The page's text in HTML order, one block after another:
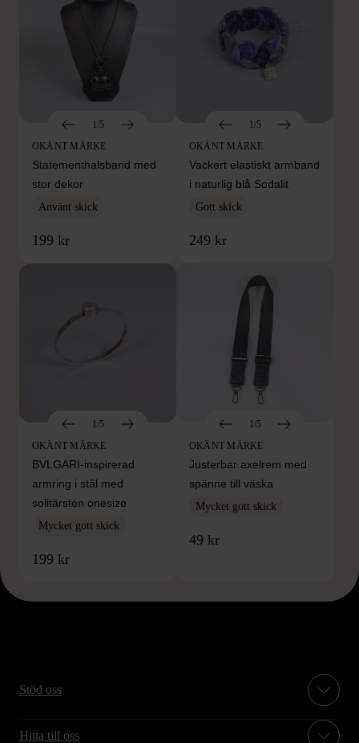
1/5
OKÄNT MÄRKE
Statementhalsband med
stor dekor
Använt skick
199 kr
1/5
OKÄNT MÄRKE
Vackert elastiskt armband
i naturlig blå Sodalit
Gott skick
249 kr
1/5
OKÄNT MÄRKE
BVLGARI-inspirerad
armring i stål med
solitärsten onesize
Mycket gott skick
199 kr
1/5
OKÄNT MÄRKE
Justerbar axelrem med
spänne till väska
Mycket gott skick
49 kr
Stöd oss
Hitta till oss